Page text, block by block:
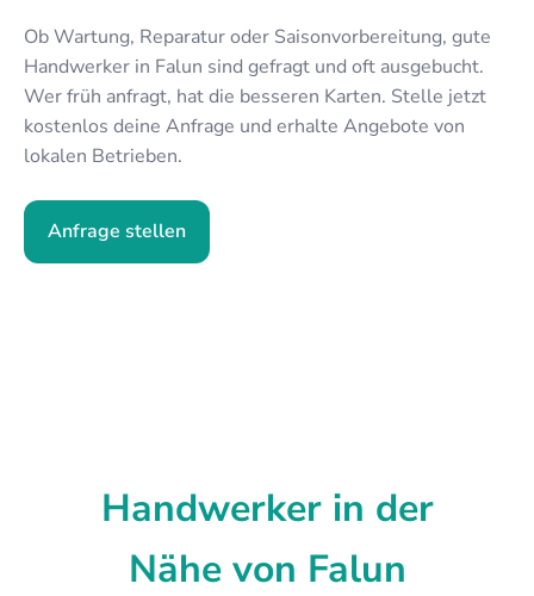
Ob Wartung, Reparatur oder Saisonvorbereitung, gute
Handwerker in Falun sind gefragt und oft ausgebucht.
Wer früh anfragt, hat die besseren Karten. Stelle jetzt
kostenlos deine Anfrage und erhalte Angebote von
lokalen Betrieben.
Anfrage stellen
Handwerker in der
Nähe von Falun